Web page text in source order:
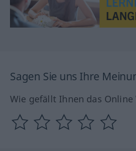
Sagen Sie uns Ihre
Wie gefällt Ihnen das Online